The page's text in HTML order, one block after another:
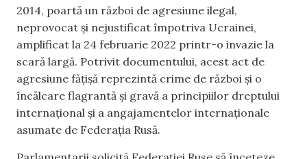
2014, poartă un război de agresiune ilegal,
neprovocat și nejustificat împotriva Ucrainei,
amplificat la 24 februarie 2022 printr-o invazie la
scară largă. Potrivit documentului, acest act de
agresiune fățișă reprezintă crime de război și o
încălcare flagrantă şi gravă a principiilor dreptului
internaţional şi a angajamentelor internaţionale
asumate de Federația Rusă.